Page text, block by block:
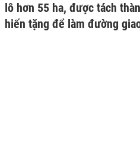
lô hơn 55 ha, được tách
hiến tặng để làm đường